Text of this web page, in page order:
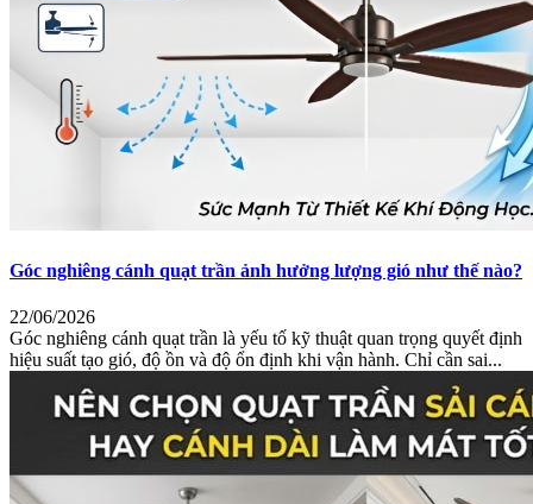
Góc nghiêng cánh quạt trần ảnh hưởng lượng gió như thế nào?
22/06/2026
Góc nghiêng cánh quạt trần là yếu tố kỹ thuật quan trọng quyết định
hiệu suất tạo gió, độ ồn và độ ổn định khi vận hành. Chỉ cần sai...